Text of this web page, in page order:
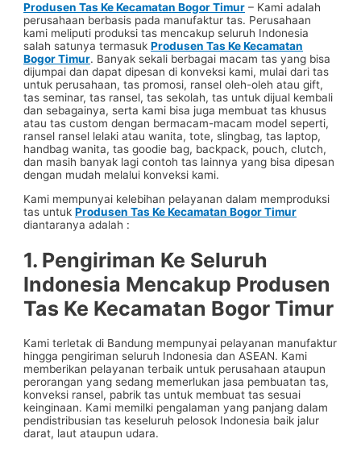
Produsen Tas Ke Kecamatan Bogor Timur – Kami adalah
perusahaan berbasis pada manufaktur tas. Perusahaan
kami meliputi produksi tas mencakup seluruh Indonesia
salah satunya termasukProdusen Tas Ke Kecamatan
Bogor Timur. Banyak sekali berbagai macam tas yang bisa
dijumpai dan dapat dipesan di konveksi kami, mulai dari tas
untuk perusahaan, tas promosi, ransel oleh-oleh atau gift,
tas seminar, tas ransel, tas sekolah, tas untuk dijual kembali
dan sebagainya, serta kami bisa juga membuat tas khusus
atau tas custom dengan bermacam-macam model seperti,
ransel ransel lelaki atau wanita, tote, slingbag, tas laptop,
handbag wanita, tas goodie bag, backpack, pouch, clutch,
dan masih banyak lagi contoh tas lainnya yang bisa dipesan
dengan mudah melalui konveksi kami.
Kami mempunyai kelebihan pelayanan dalam memproduksi
tas untukProdusen Tas Ke Kecamatan Bogor Timur
diantaranya adalah :
1. Pengiriman Ke Seluruh
Indonesia Mencakup Produsen
Tas Ke Kecamatan Bogor Timur
Kami terletak di Bandung mempunyai pelayanan manufaktur
hingga pengiriman seluruh Indonesia dan ASEAN. Kami
memberikan pelayanan terbaik untuk perusahaan ataupun
perorangan yang sedang memerlukan jasa pembuatan tas,
konveksi ransel, pabrik tas untuk membuat tas sesuai
keinginaan. Kami memilki pengalaman yang panjang dalam
pendistribusian tas keseluruh pelosok Indonesia baik jalur
darat, laut ataupun udara.